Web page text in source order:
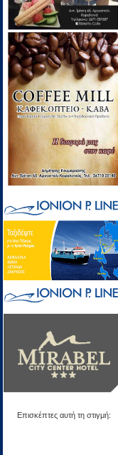
Επισκέπτες αυτή τη στιγμή: